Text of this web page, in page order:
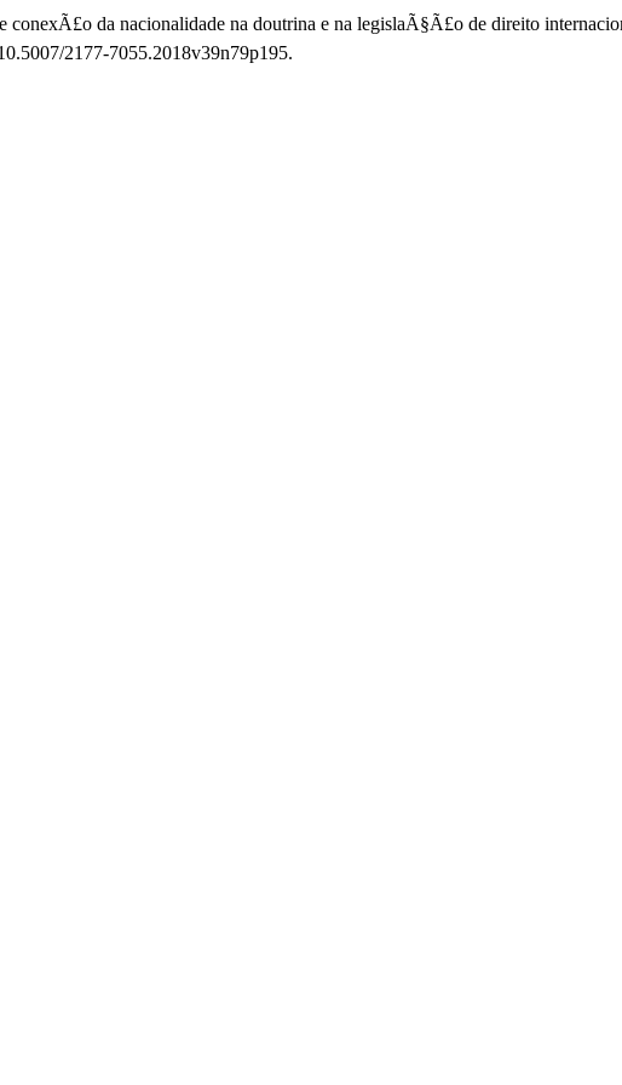
da nacionalidade na doutrina e na legislaÃ§Ã£o de direito
2177-7055.2018v39n79p195.